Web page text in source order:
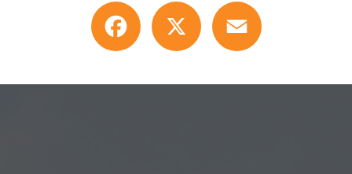
Facebook